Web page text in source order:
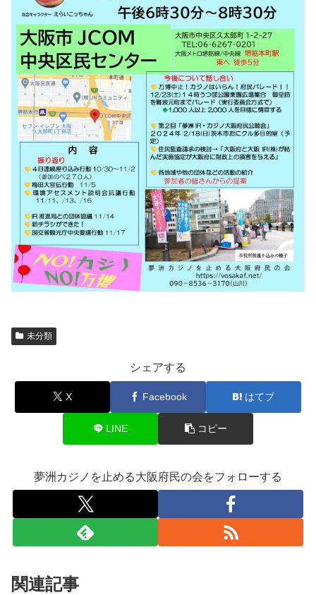
未分類
シェアする
X Facebook はてブ
LINE コピー
夢洲カジノを止める大阪府民の会をフォローする
関連記事